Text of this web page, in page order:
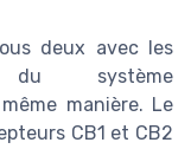
deux avec les
du système
manière. Le
CB1 et CB2